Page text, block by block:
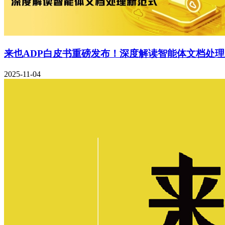
来也ADP白皮书重磅发布！深度解读智能体文档处
2025-11-04